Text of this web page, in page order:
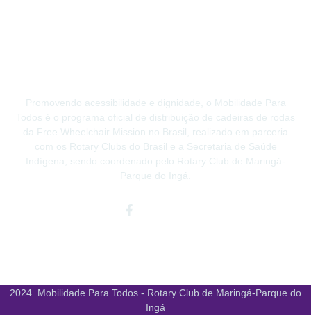
Promovendo acessibilidade e dignidade, o Mobilidade Para
Todos é o programa oficial de distribuição de cadeiras de rodas
da Free Wheelchair Mission no Brasil, realizado em parceria
com os Rotary Clubs do Brasil e a Secretaria de Saúde
Indígena, sendo coordenado pelo Rotary Club de Maringá-
Parque do Ingá.
Facebook-
2024. Mobilidade Para Todos - Rotary Club de Maringá-Parque do
Ingá